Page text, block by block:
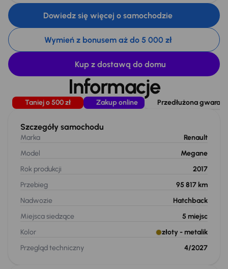
Dowiedz się więcej o samochodzie
Wymień z bonusem aż do 5 000 zł
Kup z dostawą do domu
Informacje
Taniej o 500 zł Zakup online Przedłużona
Szczegóły samochodu
Marka
Renault
Model
Megane
Rok produkcji
2017
Przebieg
95 817 km
Nadwozie
Hatchback
Miejsca siedzące
5 miejsc
Kolor
złoty - metalik
Przegląd techniczny
4/2027